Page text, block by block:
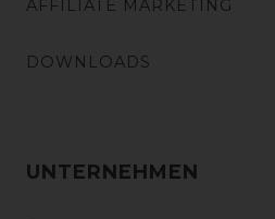
AFFILIATE MARKETING
DOWNLOADS
UNTERNEHMEN